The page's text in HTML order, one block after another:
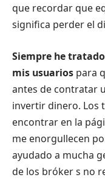
que recordar que
significa perder el
Siempre he
mis usuarios para
antes de contratar
invertir dinero. Los
encontrar en la
me enorgullecen
ayudado a mucha
de los bróker s no